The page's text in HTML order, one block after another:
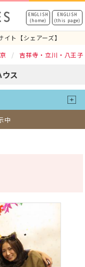
ENGLISH
(home)
ENGLISH
(this page)
ト【シェアーズ】
吉祥寺・立川・八王子
ス
中